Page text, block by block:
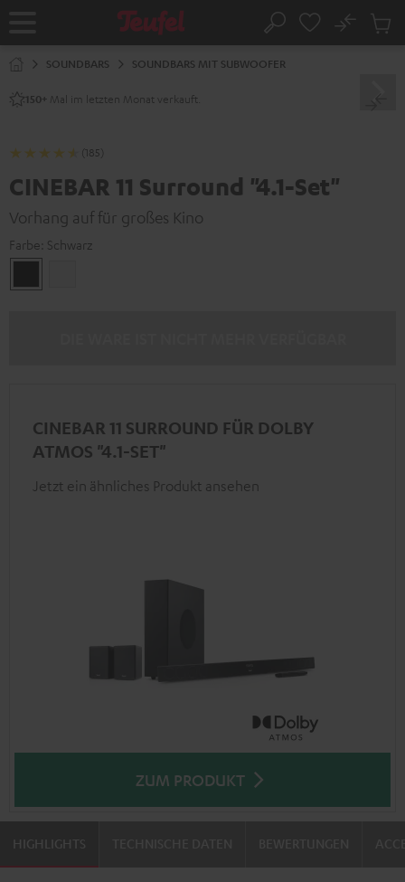
Startseite Suche
No
SOUNDBARS SOUNDBARS MIT SUBWOOFER
150+ Mal im letzten Monat verkauft.
(185)
CINEBAR 11 Surround "4.1-Set"
Vorhang auf für großes Kino
Farbe: Schwarz
CINEBAR 11 SURROUND FÜR DOLBY
ATMOS "4.1-SET"
Jetzt ein ähnliches Produkt ansehen
ZUM PRODUKT
HIGHLIGHTS